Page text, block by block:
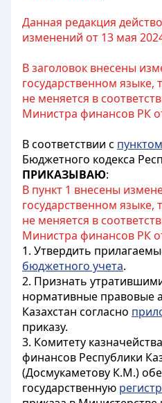
Данная редакция
изменений от 13 мая
В заголовок внесены
государственном языке,
не меняется в
Министра финансов РК
В соответствии с
Бюджетного кодекса
ПРИКАЗЫВАЮ:
В пункт 1 внесены
государственном языке,
не меняется в
Министра финансов РК
1. Утвердить
бюджетного учета.
2. Признать
нормативные правовые
Казахстан согласно
приказу.
3. Комитету
финансов Республики
(Досмукаметову К.М.)
государственную